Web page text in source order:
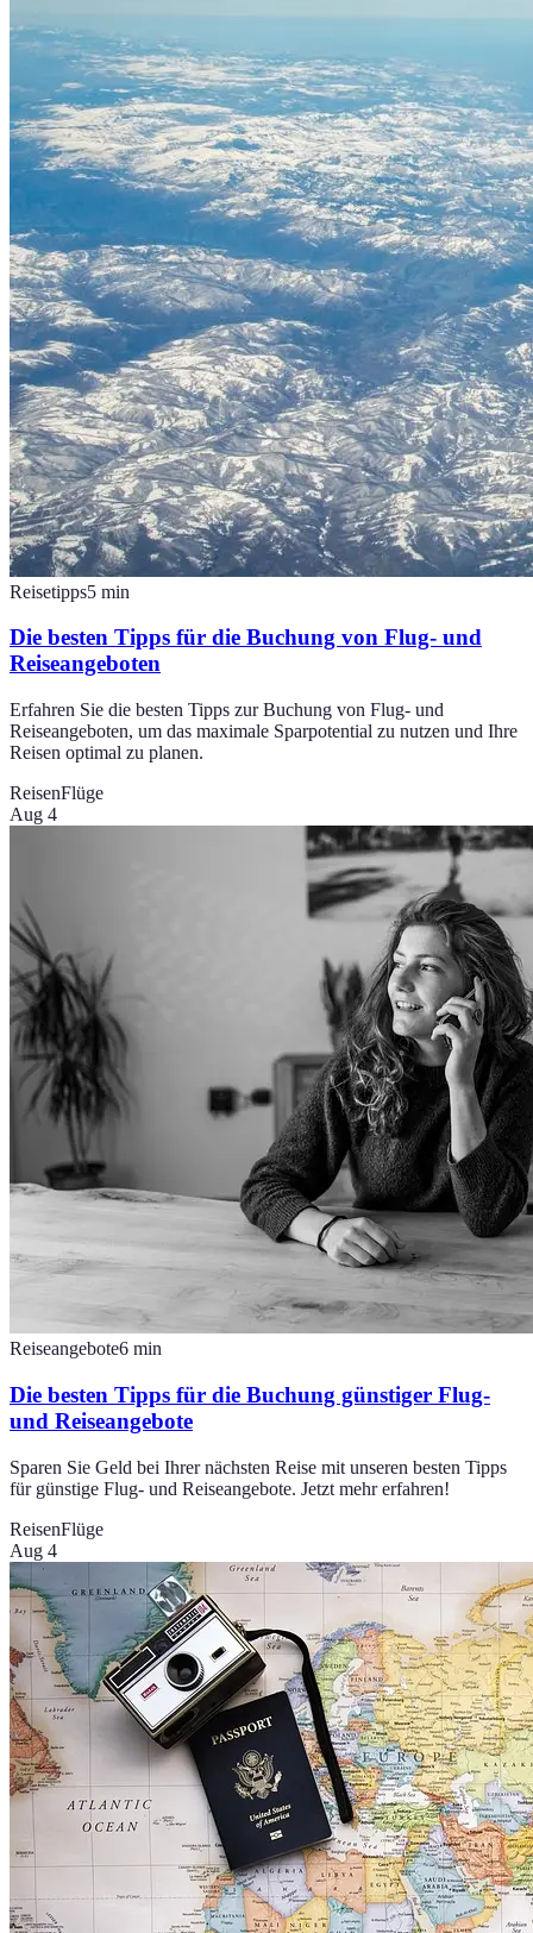
Reisetipps5 min
Die besten Tipps für die Buchung von Flug- und
Reiseangeboten
Erfahren Sie die besten Tipps zur Buchung von Flug- und
Reiseangeboten, um das maximale Sparpotential zu nutzen und Ihre
Reisen optimal zu planen.
ReisenFlüge
Aug 4
Reiseangebote6 min
Die besten Tipps für die Buchung günstiger Flug-
und Reiseangebote
Sparen Sie Geld bei Ihrer nächsten Reise mit unseren besten Tipps
für günstige Flug- und Reiseangebote. Jetzt mehr erfahren!
ReisenFlüge
Aug 4